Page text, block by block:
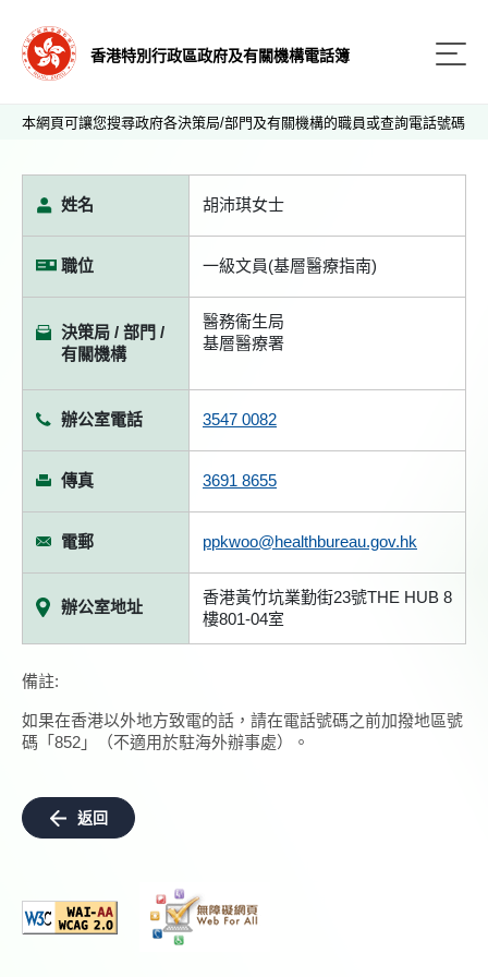
香港特別行政區政府及有關機構電話簿
本網頁可讓您搜尋政府各決策局/部門及有關機構的職員或查詢電話號碼
姓名 胡沛琪女士
職位 一級文員(基層醫療指南)
決策局 / 部門 /
有關機構
醫務衞生局
基層醫療署
辦公室電話 3547 0082
傳真 3691 8655
電郵 ppkwoo@healthbureau.gov.hk
辦公室地址
香港黃竹坑業勤街23號THE HUB 8
樓801-04室
備註:
如果在香港以外地方致電的話，請在電話號碼之前加撥地區號
碼「852」（不適用於駐海外辦事處）。
返回